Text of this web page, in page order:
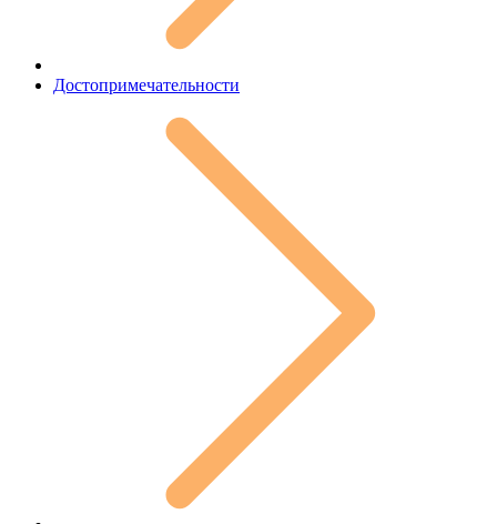
Достопримечательности